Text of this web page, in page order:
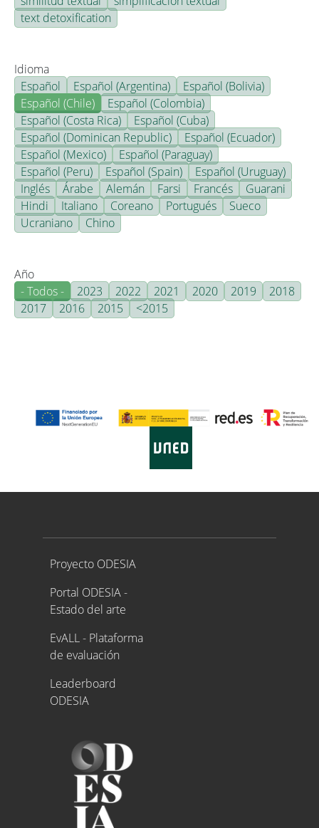
text detoxification
Idioma
Español
Español (Argentina)
Español (Bolivia)
Español (Chile)
Español (Colombia)
Español (Costa Rica)
Español (Cuba)
Español (Dominican Republic)
Español (Ecuador)
Español (Mexico)
Español (Paraguay)
Español (Peru)
Español (Spain)
Español (Uruguay)
Inglés
Árabe Alemán Farsi Francés
Guarani
Hindi
Italiano Coreano Portugués
Sueco
Ucraniano
Chino
Año
- Todos -
2023 2022 2021 2020 2019
2018
2017
2016 2015 <2015
Proyecto ODESIA
Proyecto ODESIA
Portal ODESIA -
Estado del arte
EvALL - Plataforma
de evaluación
Leaderboard
ODESIA